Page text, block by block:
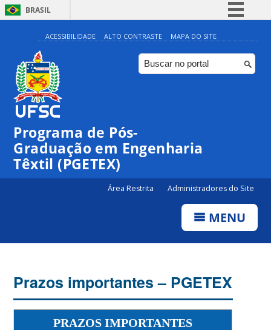
BRASIL
Simplifique!
Comunica BR
Participe
ACESSIBILIDADE ALTO CONTRASTE MAPA DO SITE
Programa de Pós-
Graduação em Engenharia
Têxtil (PGETEX)
Área Restrita Administradores do Site
MENU
Prazos importantes – PGETEX
PRAZOS IMPORTANTES